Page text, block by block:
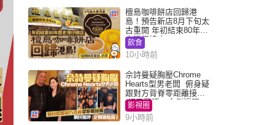
檀島咖啡餅店回歸港
島！預告新店8月下旬太
古重開 年初結束80年歷
史灣仔總店
飲食
10小時前
佘詩曼疑胸壓Chrome
Hearts型男老闆 俯身疑
跟對方背脊零距離接觸
網民驚呼：企側邊唔
得？
影視圈
9小時前